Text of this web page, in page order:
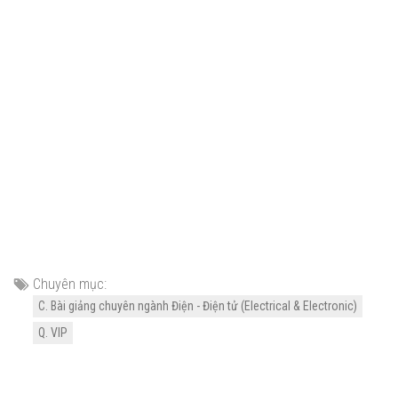
Chuyên mục:
C. Bài giảng chuyên ngành Điện - Điện tử (Electrical & Electronic)
Q. VIP